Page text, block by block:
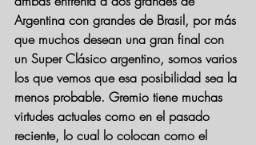
Argentina con grandes de Brasil, por más
que muchos desean una gran final con
un Super Clásico argentino, somos varios
los que vemos que esa posibilidad sea la
menos probable. Gremio tiene muchas
virtudes actuales como en el pasado
reciente, lo cual lo colocan como el